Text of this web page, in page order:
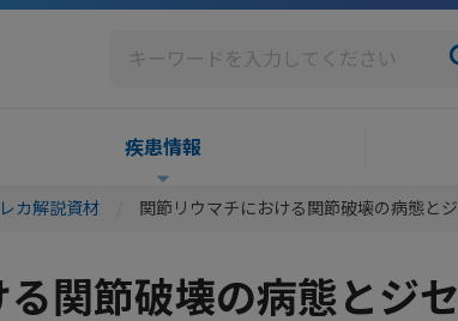
疾患情報
カ解説資材 関節リウマチにおける関節破壊の病態と
関節破壊の病態とジ